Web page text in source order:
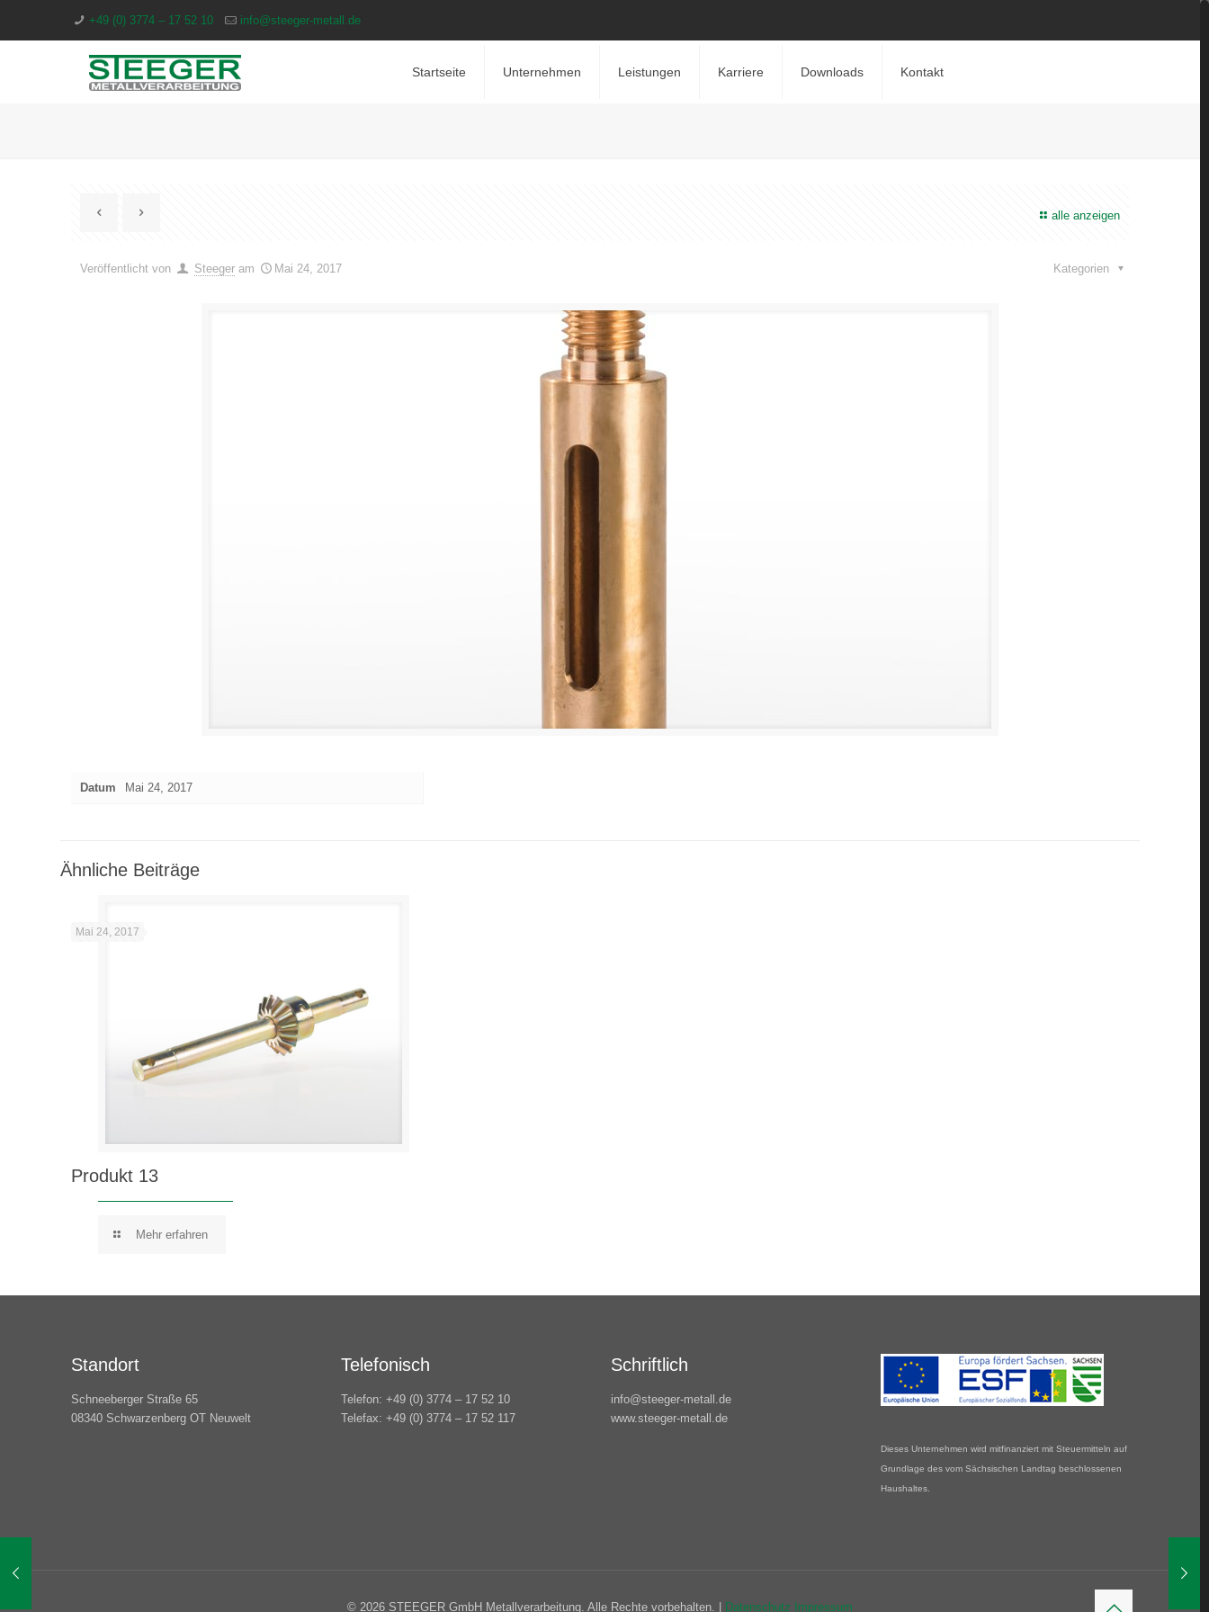
+49 (0) 3774 – 17 52 10 info@steeger-metall.de
Startseite Unternehmen Leistungen Karriere Downloads Kontakt
alle anzeigen
Veröffentlicht von Steeger am Mai 24, 2017 Kategorien
Datum Mai 24, 2017
Ähnliche Beiträge
Mai 24, 2017
Produkt 13
Mehr erfahren
Standort
Schneeberger Straße 65
08340 Schwarzenberg OT Neuwelt
Telefonisch
Telefon: +49 (0) 3774 – 17 52 10
Telefax: +49 (0) 3774 – 17 52 117
Schriftlich
info@steeger-metall.de
www.steeger-metall.de
Dieses Unternehmen wird mitfinanziert mit Steuermitteln auf
Grundlage des vom Sächsischen Landtag beschlossenen
Haushaltes.
© 2026 STEEGER GmbH Metallverarbeitung. Alle Rechte vorbehalten. | Datenschutz Impressum